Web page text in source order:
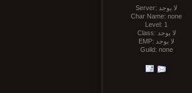
Server: لا يوجد
Char Name: none
Level: 1
Class: لا يوجد
EMP: لا يوجد
Guild: none